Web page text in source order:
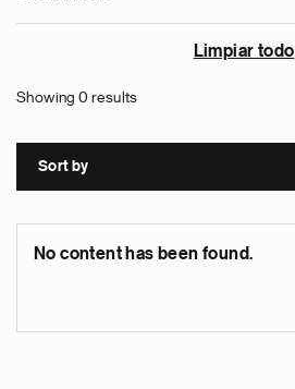
Limpiar todo
Showing 0 results
Sort by
No content has been found.